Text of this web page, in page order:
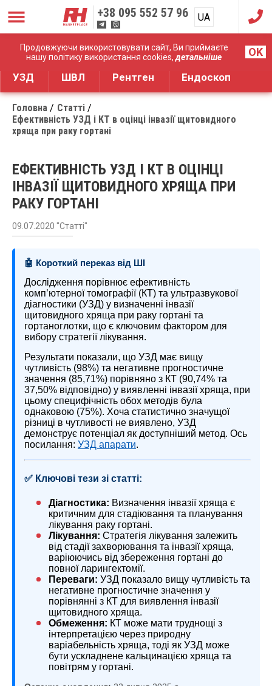
Продовжуючи використовувати сайт, Ви приймаєте
нашу політику використання cookies,детальніше OK
+38 095 552 57 96 UA
RU
Дистрибуція медичного обладнання
УЗД ШВЛ Рентген Ендоскоп
Головна
Статті
Ефективність УЗД і КТ в оцінці інвазії щитовидного
хряща при раку гортані
ЕФЕКТИВНІСТЬ УЗД І КТ В ОЦІНЦІ
ІНВАЗІЇ ЩИТОВИДНОГО ХРЯЩА ПРИ
РАКУ ГОРТАНІ
09.07.2020 "Статті"
🤖 Короткий переказ від ШІ
Дослідження порівнює ефективність
комп’ютерної томографії (КТ) та ультразвукової
діагностики (УЗД) у визначенні інвазії
щитовидного хряща при раку гортані та
гортаноглотки, що є ключовим фактором для
вибору стратегії лікування.
Результати показали, що УЗД має вищу
чутливість (98%) та негативне прогностичне
значення (85,71%) порівняно з КТ (90,74% та
37,50% відповідно) у виявленні інвазії хряща, при
цьому специфічність обох методів була
однаковою (75%). Хоча статистично значущої
різниці в чутливості не виявлено, УЗД
демонструє потенціал як доступніший метод. Ось
посилання: УЗД апарати.
✅ Ключові тези зі статті:
Діагностика: Визначення інвазії хряща є
критичним для стадіювання та планування
лікування раку гортані.
Лікування: Стратегія лікування залежить
від стадії захворювання та інвазії хряща,
варіюючись від збереження гортані до
повної ларингектомії.
Переваги: УЗД показало вищу чутливість та
негативне прогностичне значення у
порівнянні з КТ для виявлення інвазії
щитовидного хряща.
Обмеження: КТ може мати труднощі з
інтерпретацією через природну
варіабельність хряща, тоді як УЗД може
бути ускладнене кальцинацією хряща та
повітрям у гортані.